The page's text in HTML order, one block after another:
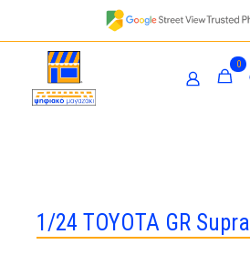
0
1/24 TOYOTA GR Supra